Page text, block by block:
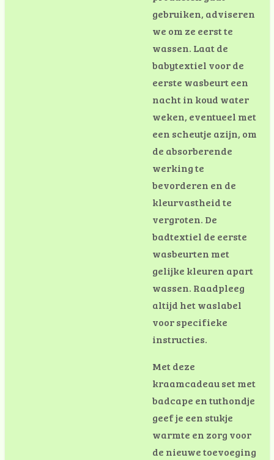
gebruiken, adviseren
we om ze eerst te
wassen. Laat de
babytextiel voor de
eerste wasbeurt een
nacht in koud water
weken, eventueel met
een scheutje azijn, om
de absorberende
werking te
bevorderen en de
kleurvastheid te
vergroten. De
badtextiel de eerste
wasbeurten met
gelijke kleuren apart
wassen. Raadpleeg
altijd het waslabel
voor specifieke
instructies.
Met deze
kraamcadeau set met
badcape en tuthondje
geef je een stukje
warmte en zorg voor
de nieuwe toevoeging